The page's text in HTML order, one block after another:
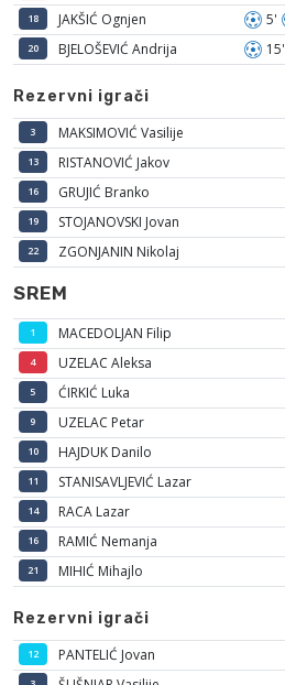
18 JAKŠIĆ Ognjen 5'
20 BJELOŠEVIĆ Andrija 15'
Rezervni igrači
3 MAKSIMOVIĆ Vasilije
13 RISTANOVIĆ Jakov
16 GRUJIĆ Branko
19 STOJANOVSKI Jovan
22 ZGONJANIN Nikolaj
SREM
1 MACEDOLJAN Filip
4 UZELAC Aleksa
5 ĆIRKIĆ Luka
9 UZELAC Petar
10 HAJDUK Danilo
11 STANISAVLJEVIĆ Lazar
14 RACA Lazar
16 RAMIĆ Nemanja
21 MIHIĆ Mihajlo
Rezervni igrači
12 PANTELIĆ Jovan